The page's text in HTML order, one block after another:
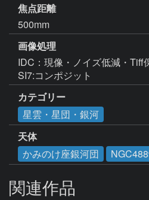
焦点距離
500mm
画像処理
IDC：現像・ノイズ低減・Tiff
SI7:コンポジット
カテゴリー
星雲・星団・銀河
天体
かみのけ座銀河団
関連作品